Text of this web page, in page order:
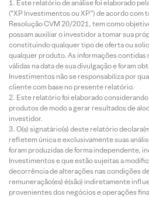
Este relatório de análise foi elaborado
(“XP Investimentos ou XP”) de acordo com
Resolução CVM 20/2021, tem como
possam auxiliar o investidor a tomar sua
constituindo qualquer tipo de oferta ou
qualquer produto. As informações
válidas na data de sua divulgação e foram
Investimentos não se responsabiliza por
cliente com base no presente relatório.
Este relatório foi elaborado
produtos de modo a gerar resultados de
investidor.
O(s) signatário(s) deste relatório
refletem única e exclusivamente suas
foram produzidas de forma independente,
Investimentos e que estão sujeitas a
decorrência de alterações nas condições
remuneração(es) é(são) indiretamente
provenientes dos negócios e operações